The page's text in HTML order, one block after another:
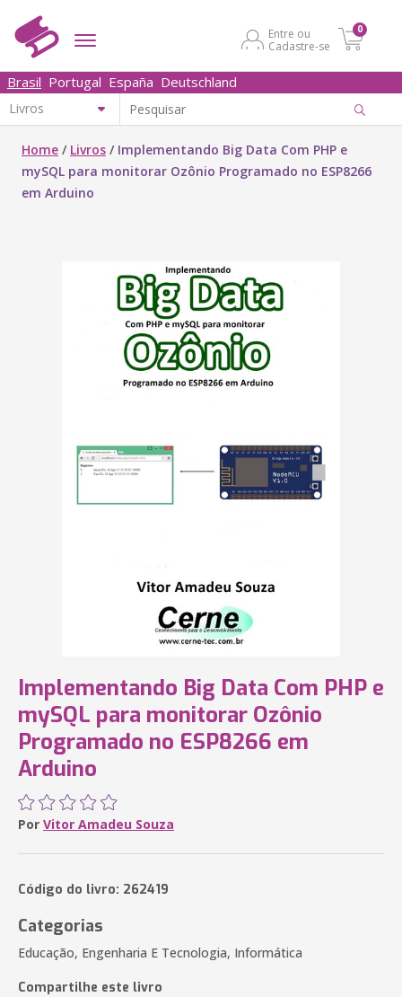
Entre ou
Cadastre-se
0
Brasil Portugal España Deutschland
Home / Livros / Implementando Big Data Com PHP e
mySQL para monitorar Ozônio Programado no ESP8266
em Arduino
Implementando Big Data Com PHP e
mySQL para monitorar Ozônio
Programado no ESP8266 em
Arduino
Por Vitor Amadeu Souza
Código do livro: 262419
Categorias
Educação, Engenharia E Tecnologia, Informática
Compartilhe este livro